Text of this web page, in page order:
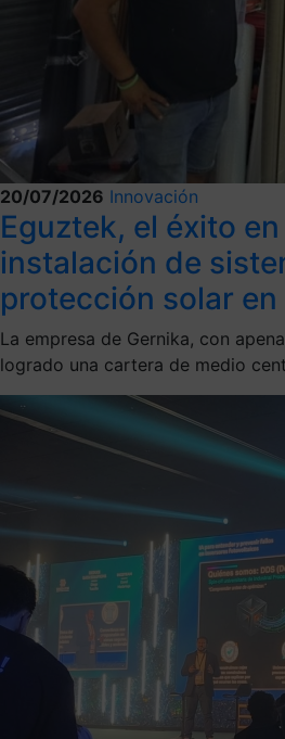
20/07/2026 Innovación
Eguztek, el éxito
instalación de
protección solar en
La empresa de Gernika, con
logrado una cartera de medio